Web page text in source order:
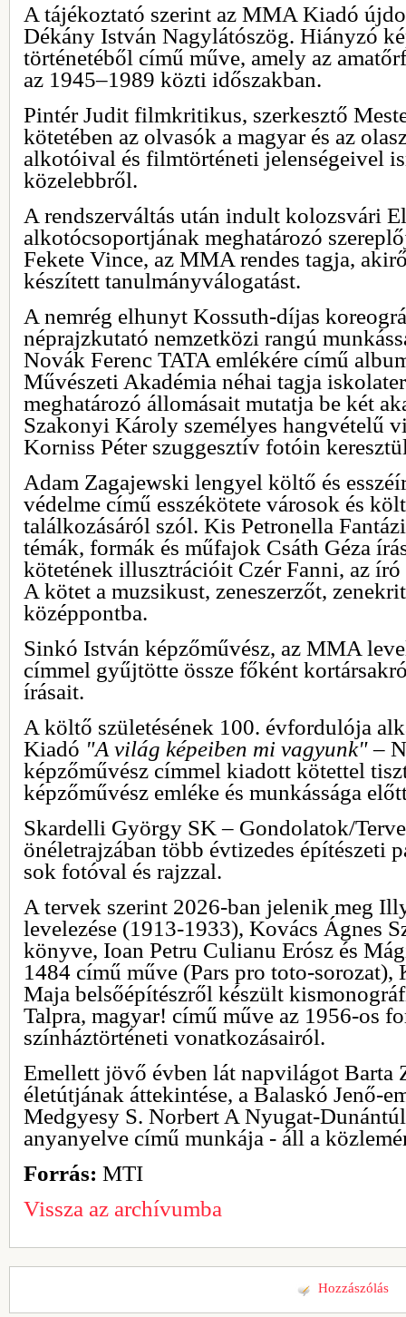
A tájékoztató szerint az MMA Kiadó
Dékány István Nagylátószög. Hiányzó
történetéből című műve, amely az
az 1945–1989 közti időszakban.
Pintér Judit filmkritikus, szerkesztő
kötetében az olvasók a magyar és az
alkotóival és filmtörténeti jelenségeivel
közelebbről.
A rendszerváltás után indult kolozsvári
alkotócsoportjának meghatározó
Fekete Vince, az MMA rendes tagja,
készített tanulmányválogatást.
A nemrég elhunyt Kossuth-díjas
néprajzkutató nemzetközi rangú
Novák Ferenc TATA emlékére című
Művészeti Akadémia néhai tagja
meghatározó állomásait mutatja be két
Szakonyi Károly személyes hangvételű
Korniss Péter szuggesztív fotóin
Adam Zagajewski lengyel költő és
védelme című esszékötete városok és
találkozásáról szól. Kis Petronella
témák, formák és műfajok Csáth Géza
kötetének illusztrációit Czér Fanni, az
A kötet a muzsikust, zeneszerzőt,
középpontba.
Sinkó István képzőművész, az MMA
címmel gyűjtötte össze főként
írásait.
A költő születésének 100. évfordulója
Kiadó "A világ képeiben mi vagyunk"–
képzőművész címmel kiadott kötettel
képzőművész emléke és munkássága
Skardelli György SK – Gondolatok/
önéletrajzában több évtizedes építészeti
sok fotóval és rajzzal.
A tervek szerint 2026-ban jelenik meg
levelezése (1913-1933), Kovács Ágnes
könyve, Ioan Petru Culianu Erósz és
1484 című műve (Pars pro toto-sorozat),
Maja belsőépítészről készült
Talpra, magyar! című műve az 1956-os
színháztörténeti vonatkozásairól.
Emellett jövő évben lát napvilágot Barta
életútjának áttekintése, a Balaskó Jenő-
Medgyesy S. Norbert A Nyugat-
anyanyelve című munkája - áll a
Forrás: MTI
Vissza az archívumba
Hozzászólás